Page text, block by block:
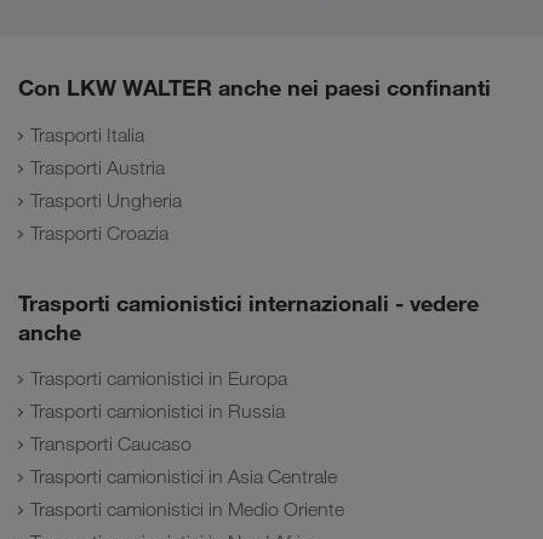
Con LKW WALTER anche nei paesi confinanti
Trasporti Italia
Trasporti Austria
Trasporti Ungheria
Trasporti Croazia
Trasporti camionistici internazionali - vedere
anche
Trasporti camionistici in Europa
Trasporti camionistici in Russia
Transporti Caucaso
Trasporti camionistici in Asia Centrale
Trasporti camionistici in Medio Oriente